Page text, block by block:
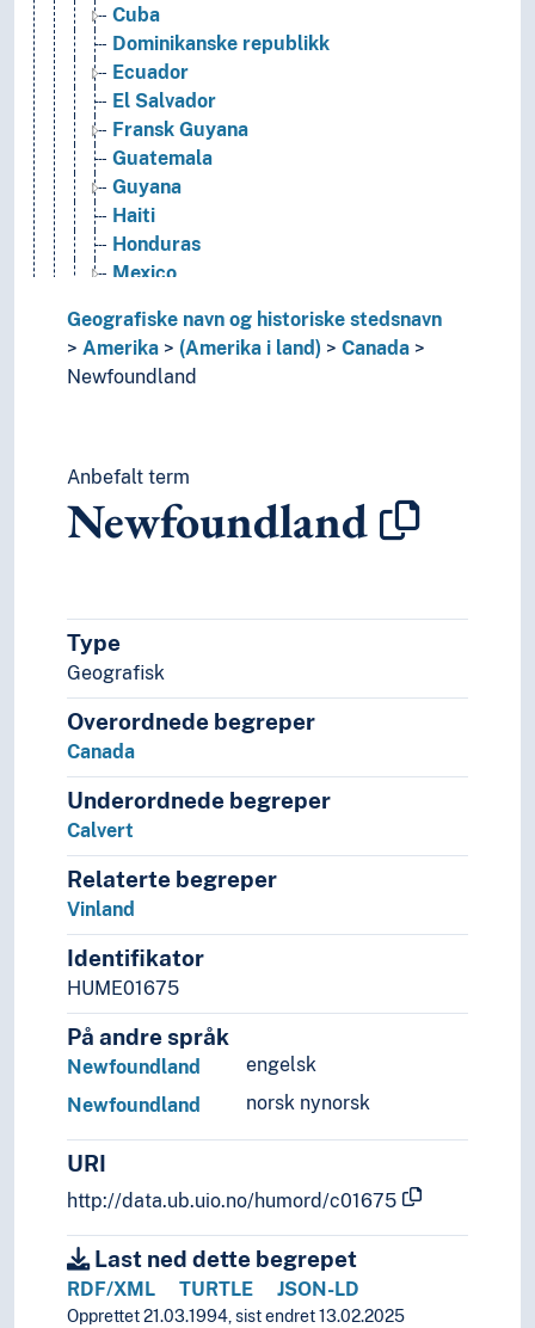
Cuba
Dominikanske republikk
Ecuador
El Salvador
Fransk Guyana
Guatemala
Guyana
Haiti
Honduras
Mexico
Ny-Granada
Ny-Spania
Panama
Puerto Rico
Surinam
Trinidad og Tobago
Venezuela
(Amerika i områder/regioner)
(elver i Amerika)
Asia
Europa
Havområder
Oseania
Store landområder og imperier
Historie og historiefaget
Humaniora
Informatikk og informasjonsteknologi
Ingeniørfag
Kulturkunnskap
Kunst
Lingvistikk
Litteratur
Navn, personer og skikkelser
Pedagogikk
Psykologi
Religionsvitenskap
Rettsvitenskap
Samfunnsvitenskap
Geografiske navn og historiske stedsnavn
Amerika
(Amerika i land)
Canada
Newfoundland
Anbefalt term
Newfoundland
Type
Geografisk
Overordnede begreper
Canada
Underordnede begreper
Calvert
Relaterte begreper
Vinland
Identifikator
HUME01675
På andre språk
engelsk
Newfoundland
norsk nynorsk
Newfoundland
URI
http://data.ub.uio.no/humord/c01675
Last ned dette begrepet
RDF/XML TURTLE JSON-LD
Opprettet 21.03.1994, sist endret 13.02.2025